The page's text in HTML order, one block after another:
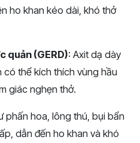
ho khan kéo dài, khó thở
quản (GERD): Axit dạ dày
thể kích thích vùng hầu
giác nghẹn thở.
phấn hoa, lông thú, bụi bẩn
dẫn đến ho khan và khó